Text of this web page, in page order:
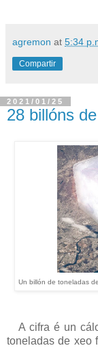
agremon at 5:34
Compartir
2021/01/25
28 billóns
Un billón de toneladas
A cifra é un
toneladas de xeo